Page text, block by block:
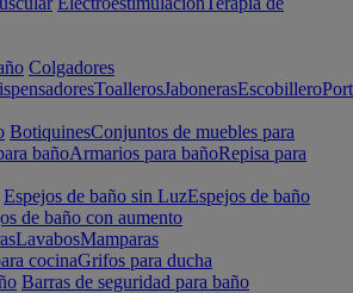
Colgadores
ToallerosJabonerasEscobillero
BotiquinesConjuntos de muebles para
bañoArmarios para bañoRepisa para
Espejos de baño sin LuzEspejos de baño
de baño con aumento
LavabosMamparas
cocinaGrifos para ducha
Barras de seguridad para baño